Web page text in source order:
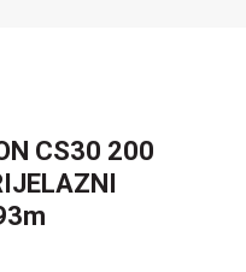
CS30 200